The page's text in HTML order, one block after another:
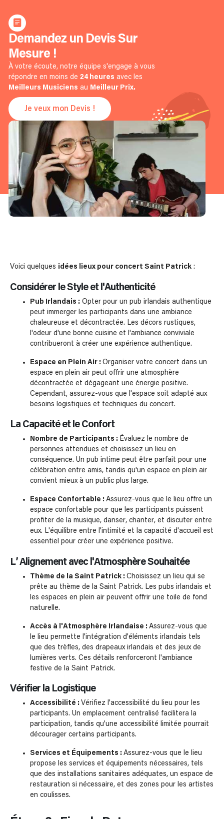
Demandez un Devis Sur
Mesure !
À votre écoute, notre équipe s'engage à vous
répondre en moins de24 heures avec les
Meilleurs Musiciens au Meilleur Prix.
Je veux mon Devis !
Voici quelques idées lieux pour concert Saint Patrick :
Considérer le Style et l'Authenticité
Pub Irlandais : Opter pour un pub irlandais authentique
peut immerger les participants dans une ambiance
chaleureuse et décontractée. Les décors rustiques,
l'odeur d'une bonne cuisine et l'ambiance conviviale
contribueront à créer une expérience authentique.
Espace en Plein Air : Organiser votre concert dans un
espace en plein air peut offrir une atmosphère
décontractée et dégageant une énergie positive.
Cependant, assurez-vous que l'espace soit adapté aux
besoins logistiques et techniques du concert.
La Capacité et le Confort
Nombre de Participants : Évaluez le nombre de
personnes attendues et choisissez un lieu en
conséquence. Un pub intime peut être parfait pour une
célébration entre amis, tandis qu'un espace en plein air
convient mieux à un public plus large.
Espace Confortable : Assurez-vous que le lieu offre un
espace confortable pour que les participants puissent
profiter de la musique, danser, chanter, et discuter entre
eux. L'équilibre entre l'intimité et la capacité d'accueil est
essentiel pour créer une expérience positive.
L’ Alignement avec l'Atmosphère Souhaitée
Thème de la Saint Patrick : Choisissez un lieu qui se
prête au thème de la Saint Patrick. Les pubs irlandais et
les espaces en plein air peuvent offrir une toile de fond
naturelle.
Accès à l'Atmosphère Irlandaise : Assurez-vous que
le lieu permette l'intégration d'éléments irlandais tels
que des trèfles, des drapeaux irlandais et des jeux de
lumières verts. Ces détails renforceront l'ambiance
festive de la Saint Patrick.
Vérifier la Logistique
Accessibilité : Vérifiez l'accessibilité du lieu pour les
participants. Un emplacement centralisé facilitera la
participation, tandis qu'une accessibilité limitée pourrait
décourager certains participants.
Services et Équipements : Assurez-vous que le lieu
propose les services et équipements nécessaires, tels
que des installations sanitaires adéquates, un espace de
restauration si nécessaire, et des zones pour les artistes
en coulisses.